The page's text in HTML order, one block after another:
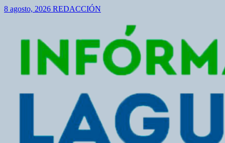
8 agosto, 2026 REDACCIÓN